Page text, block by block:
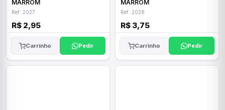
MARROM
Ref: 2027
R$ 2,95
Carrinho Pedir
MARROM
Ref: 2028
R$ 3,75
Carrinho Pedir